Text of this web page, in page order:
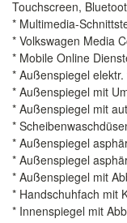
Touchscreen,
* Multimedia-
* Volkswagen Media
* Mobile Online
* Außenspiegel
* Außenspiegel mit
* Außenspiegel mit
*
* Außenspiegel
* Außenspiegel
* Außenspiegel mit
* Handschuhfach mit
* Innenspiegel mit